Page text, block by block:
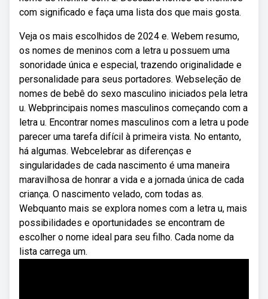
com significado e faça uma lista dos que mais gosta.
Veja os mais escolhidos de 2024 e. Webem resumo,
os nomes de meninos com a letra u possuem uma
sonoridade única e especial, trazendo originalidade e
personalidade para seus portadores. Webseleção de
nomes de bebê do sexo masculino iniciados pela letra
u. Webprincipais nomes masculinos começando com a
letra u. Encontrar nomes masculinos com a letra u pode
parecer uma tarefa difícil à primeira vista. No entanto,
há algumas. Webcelebrar as diferenças e
singularidades de cada nascimento é uma maneira
maravilhosa de honrar a vida e a jornada única de cada
criança. O nascimento velado, com todas as.
Webquanto mais se explora nomes com a letra u, mais
possibilidades e oportunidades se encontram de
escolher o nome ideal para seu filho. Cada nome da
lista carrega um.